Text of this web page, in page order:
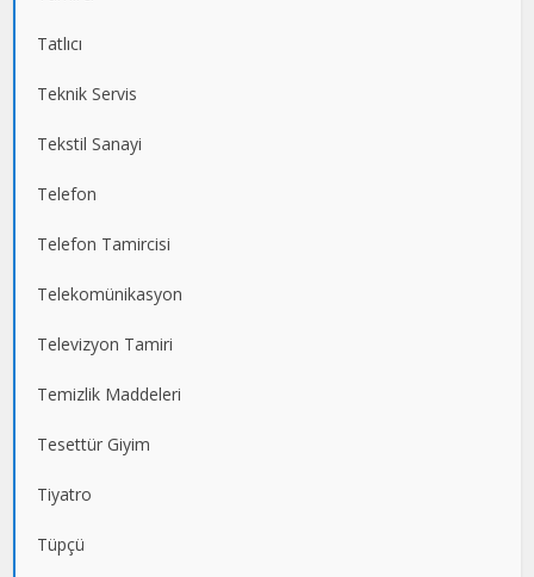
Tatlıcı
Teknik Servis
Tekstil Sanayi
Telefon
Telefon Tamircisi
Telekomünikasyon
Televizyon Tamiri
Temizlik Maddeleri
Tesettür Giyim
Tiyatro
Tüpçü